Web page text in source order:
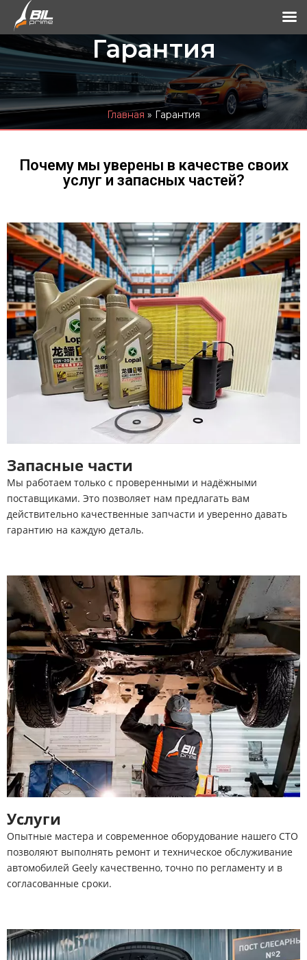
Гарантия
Главная » Гарантия
Почему мы уверены в качестве своих
услуг и запасных частей?
Запасные части
Мы работаем только с проверенными и надёжными
поставщиками. Это позволяет нам предлагать вам
действительно качественные запчасти и уверенно давать
гарантию на каждую деталь.
Услуги
Опытные мастера и современное оборудование нашего СТО
позволяют выполнять ремонт и техническое обслуживание
автомобилей Geely качественно, точно по регламенту и в
согласованные сроки.